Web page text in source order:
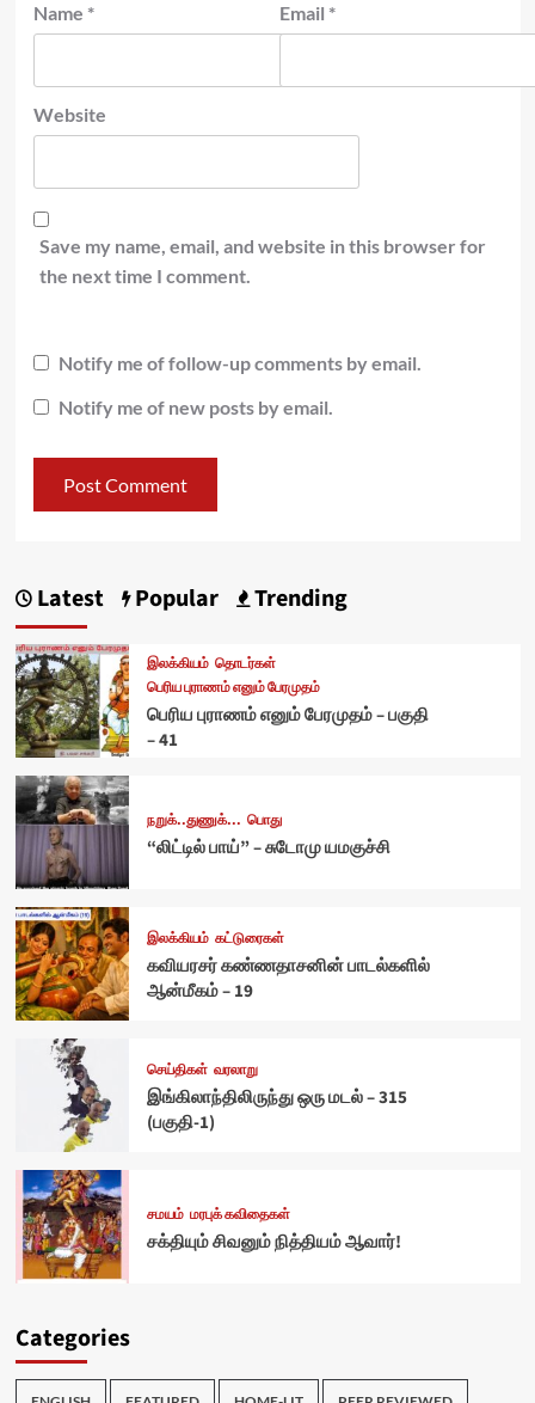
Name * Email *
Website
Save my name, email, and website in this browser for
the next time I comment.
Notify me of follow-up comments by email.
Notify me of new posts by email.
Latest Popular Trending
இலக்கியம் தொடர்கள்
பெரிய புராணம் எனும் பேரமுதம்
பெரிய புராணம் எனும் பேரமுதம் – பகுதி
– 41
நறுக்..துணுக்... பொது
“லிட்டில் பாய்” – சுடோமு யமகுச்சி
இலக்கியம் கட்டுரைகள்
கவியரசர் கண்ணதாசனின் பாடல்களில்
ஆன்மீகம் – 19
செய்திகள் வரலாறு
இங்கிலாந்திலிருந்து ஒரு மடல் – 315
(பகுதி-1)
சமயம் மரபுக் கவிதைகள்
சக்தியும் சிவனும் நித்தியம் ஆவார்!
Categories